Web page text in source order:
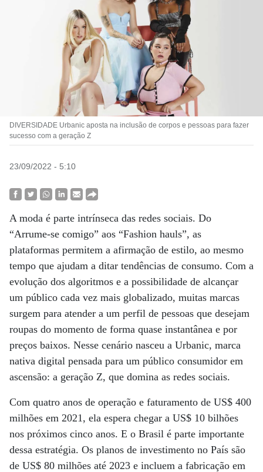
DIVERSIDADE Urbanic aposta na inclusão de corpos e pessoas para fazer
sucesso com a geração Z
23/09/2022 - 5:10
A moda é parte intrínseca das redes sociais. Do
“Arrume-se comigo” aos “Fashion hauls”, as
plataformas permitem a afirmação de estilo, ao mesmo
tempo que ajudam a ditar tendências de consumo. Com a
evolução dos algoritmos e a possibilidade de alcançar
um público cada vez mais globalizado, muitas marcas
surgem para atender a um perfil de pessoas que desejam
roupas do momento de forma quase instantânea e por
preços baixos. Nesse cenário nasceu a Urbanic, marca
nativa digital pensada para um público consumidor em
ascensão: a geração Z, que domina as redes sociais.
Com quatro anos de operação e faturamento de US$ 400
milhões em 2021, ela espera chegar a US$ 10 bilhões
nos próximos cinco anos. E o Brasil é parte importante
dessa estratégia. Os planos de investimento no País são
de US$ 80 milhões até 2023 e incluem a fabricação em